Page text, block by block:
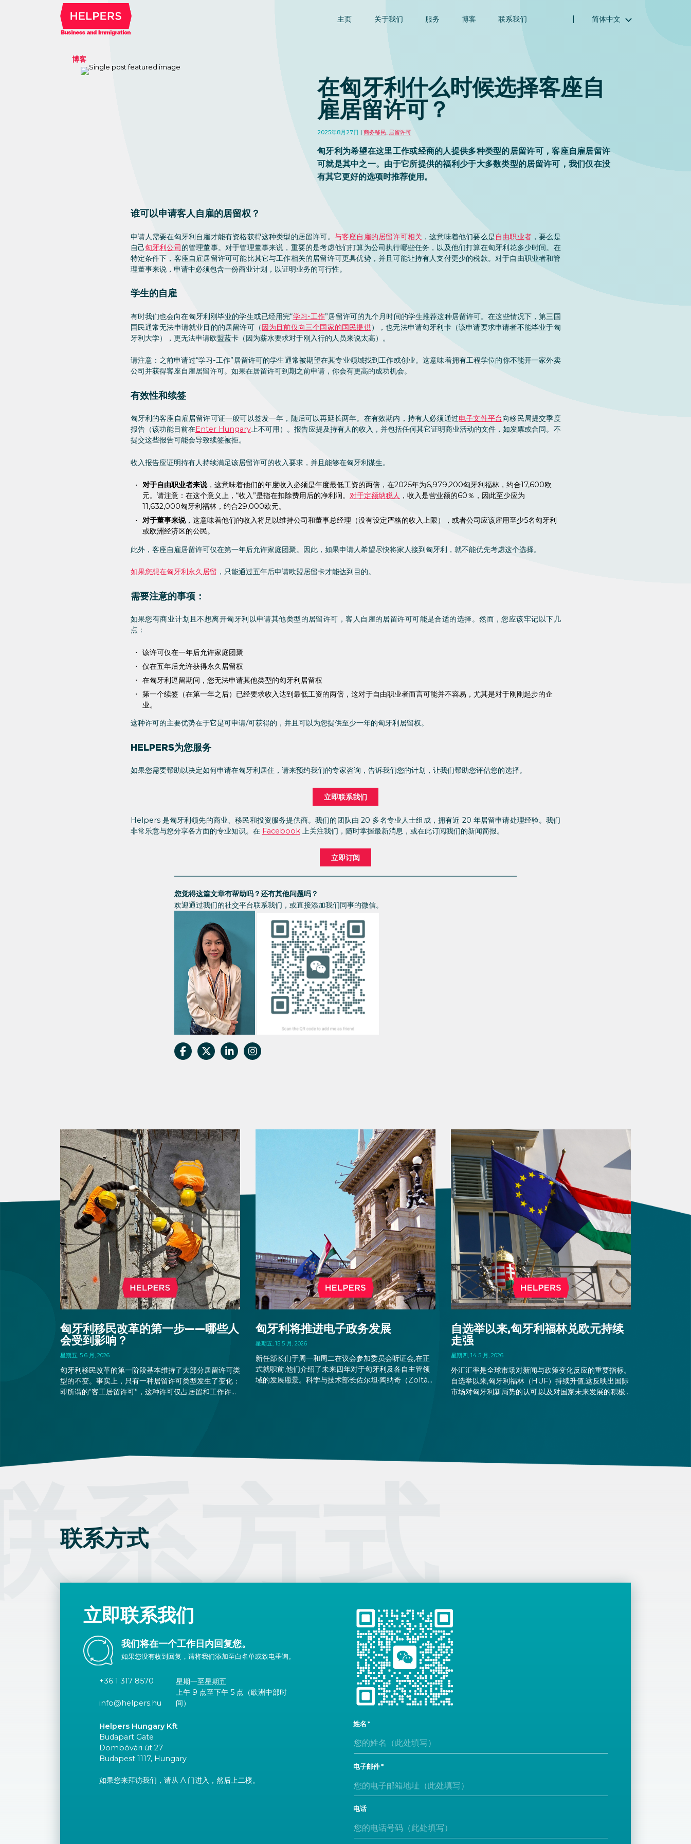
主页 关于我们 服务 博客 联系我们 简体中文
博客
在匈牙利什么时候选择客座自
雇居留许可？
2025年8月27日 商务移民 居留许可
匈牙利为希望在这里工作或经商的人提供多种类型的居留许可，客座自雇居留许
可就是其中之一。由于它所提供的福利少于大多数类型的居留许可，我们仅在没
有其它更好的选项时推荐使用。
谁可以申请客人自雇的居留权？
申请人需要在匈牙利自雇才能有资格获得这种类型的居留许可。 与客座自雇的居留许可相关 ，这意味着他们要么是自由职业者，要么是
自己匈牙利公司的管理董事。对于管理董事来说，重要的是考虑他们打算为公司执行哪些任务，以及他们打算在匈牙利花多少时间。在
特定条件下，客座自雇居留许可可能比其它与工作相关的居留许可更具优势，并且可能让持有人支付更少的税款。对于自由职业者和管
理董事来说，申请中必须包含一份商业计划，以证明业务的可行性。
学生的自雇
有时我们也会向在匈牙利刚毕业的学生或已经用完“学习-工作”居留许可的九个月时间的学生推荐这种居留许可。在这些情况下，第三国
国民通常无法申请就业目的的居留许可（因为目前仅向三个国家的国民提供），也无法申请匈牙利卡（该申请要求申请者不能毕业于匈
牙利大学），更无法申请欧盟蓝卡（因为薪水要求对于刚入行的人员来说太高）。
请注意：之前申请过“学习-工作”居留许可的学生通常被期望在其专业领域找到工作或创业。这意味着拥有工程学位的你不能开一家外卖
公司并获得客座自雇居留许可。如果在居留许可到期之前申请，你会有更高的成功机会。
有效性和续签
匈牙利的客座自雇居留许可证一般可以签发一年，随后可以再延长两年。在有效期内，持有人必须通过电子文件平台向移民局提交季度
报告（该功能目前在Enter Hungary上不可用）。报告应提及持有人的收入，并包括任何其它证明商业活动的文件，如发票或合同。不
提交这些报告可能会导致续签被拒。
收入报告应证明持有人持续满足该居留许可的收入要求，并且能够在匈牙利谋生。
对于自由职业者来说，这意味着他们的年度收入必须是年度最低工资的两倍，在2025年为6,979,200匈牙利福林，约合17,600欧
元。请注意：在这个意义上，“收入”是指在扣除费用后的净利润。 对于定额纳税人 ，收入是营业额的60％，因此至少应为
11,632,000匈牙利福林，约合29,000欧元。
对于董事来说，这意味着他们的收入将足以维持公司和董事总经理（没有设定严格的收入上限），或者公司应该雇用至少5名匈牙利
或欧洲经济区的公民。
此外，客座自雇居留许可仅在第一年后允许家庭团聚。因此，如果申请人希望尽快将家人接到匈牙利，就不能优先考虑这个选择。
如果您想在匈牙利永久居留 ，只能通过五年后申请欧盟居留卡才能达到目的。
需要注意的事项：
如果您有商业计划且不想离开匈牙利以申请其他类型的居留许可，客人自雇的居留许可可能是合适的选择。然而，您应该牢记以下几
点：
该许可仅在一年后允许家庭团聚
仅在五年后允许获得永久居留权
在匈牙利逗留期间，您无法申请其他类型的匈牙利居留权
第一个续签（在第一年之后）已经要求收入达到最低工资的两倍，这对于自由职业者而言可能并不容易，尤其是对于刚刚起步的企
业。
这种许可的主要优势在于它是可申请/可获得的，并且可以为您提供至少一年的匈牙利居留权。
HELPERS为您服务
如果您需要帮助以决定如何申请在匈牙利居住，请来预约我们的专家咨询，告诉我们您的计划，让我们帮助您评估您的选择。
立即联系我们
Helpers 是匈牙利领先的商业、移民和投资服务提供商。我们的团队由 20 多名专业人士组成，拥有近 20 年居留申请处理经验。我们
非常乐意与您分享各方面的专业知识。在 Facebook上关注我们，随时掌握最新消息，或在此订阅我们的新闻简报。
立即订阅
您觉得这篇文章有帮助吗？还有其他问题吗？
欢迎通过我们的社交平台联系我们，或直接添加我们同事的微信。
匈牙利移民改革的第一步——哪些人
会受到影响？
星期五, 5 6 月, 2026
匈牙利移民改革的第一阶段基本维持了大部分居留许可类
型的不变。事实上，只有一种居留许可类型发生了变化：
即所谓的“客工居留许可”，这种许可仅占居留和工作许可
匈牙利将推进电子政务发展
星期五, 15 5 月, 2026
新任部长们于周一和周二在议会参加委员会听证会,在正
式就职前,他们介绍了未来四年对于匈牙利及各自主管领
域的发展愿景。科学与技术部长佐尔坦·陶纳奇（Zoltán
自选举以来,匈牙利福林兑欧元持续
走强
星期四, 14 5 月, 2026
外汇汇率是全球市场对新闻与政策变化反应的重要指标。
自选举以来,匈牙利福林（HUF）持续升值,这反映出国际
市场对匈牙利新局势的认可,以及对国家未来发展的积极
系方式
联系方式
立即联系我们
我们将在一个工作日内回复您。
如果您没有收到回复，请将我们添加至白名单或致电垂询。
+36 1 317 8570
info@helpers.hu
星期一至星期五
上午 9 点至下午 5 点（欧洲中部时
间）
Helpers Hungary Kft
Budapart Gate
Dombóvári út 27
Budapest 1117, Hungary
如果您来拜访我们，请从 A 门进入，然后上二楼。
姓名
电子邮件
电话